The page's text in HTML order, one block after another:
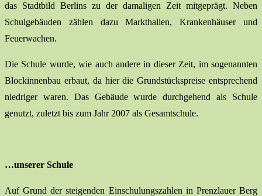
das Stadtbild Berlins zu der damaligen Zeit mitgeprägt. Neben
Schulgebäuden zählen dazu Markthallen, Krankenhäuser und
Feuerwachen.
Die Schule wurde, wie auch andere in dieser Zeit, im sogenannten
Blockinnenbau erbaut, da hier die Grundstückspreise entsprechend
niedriger waren. Das Gebäude wurde durchgehend als Schule
genutzt, zuletzt bis zum Jahr 2007 als Gesamtschule.
…unserer Schule
Auf Grund der steigenden Einschulungszahlen in Prenzlauer Berg